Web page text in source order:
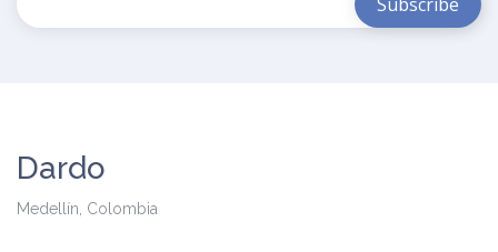
Dardo
Medellín, Colombia